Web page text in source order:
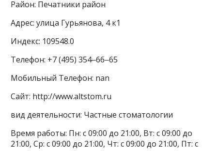
Район: Печатники район
Адрес: улица Гурьянова, 4 к1
Индекс: 109548.0
Телефон: +7 (495) 354‒66‒65
Мобильный Телефон: nan
Сайт: http://www.altstom.ru
вид деятельности: Частные стоматологии
Время работы: Пн: с 09:00 до 21:00, Вт: с 09:00 до
21:00, Ср: с 09:00 до 21:00, Чт: с 09:00 до 21:00, Пт: с